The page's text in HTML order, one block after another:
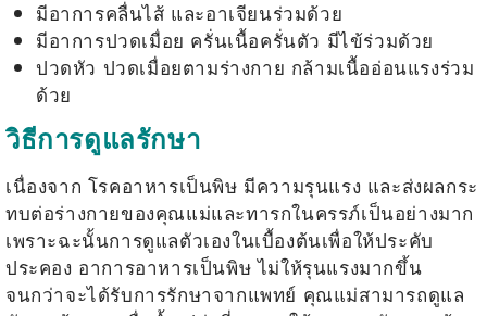
มีอาการคลื่นไส้ และอาเจียนร่วมด้วย
มีอาการปวดเมื่อย ครั่นเนื้อครั่นตัว มีไข้ร่วมด้วย
ปวดหัว ปวดเมื่อยตามร่างกาย กล้ามเนื้ออ่อนแรงร่วม
ด้วย
วิธีการดูแลรักษา
เนื่องจาก โรคอาหารเป็นพิษ มีความรุนแรง และส่งผลกระ
ทบต่อร่างกายของคุณแม่และทารกในครรภ์เป็นอย่างมาก
เพราะฉะนั้นการดูแลตัวเองในเบื้องต้นเพื่อให้ประคับ
ประคอง อาการอาหารเป็นพิษไม่ให้รุนแรงมากขึ้น
จนกว่าจะได้รับการรักษาจากแพทย์ คุณแม่สามารถดูแล